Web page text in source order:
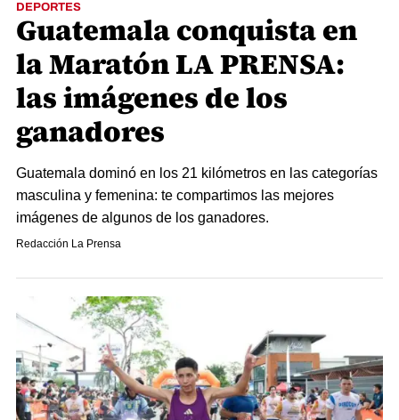
DEPORTES
Guatemala conquista en
la Maratón LA PRENSA:
las imágenes de los
ganadores
Guatemala dominó en los 21 kilómetros en las categorías
masculina y femenina: te compartimos las mejores
imágenes de algunos de los ganadores.
Redacción La Prensa